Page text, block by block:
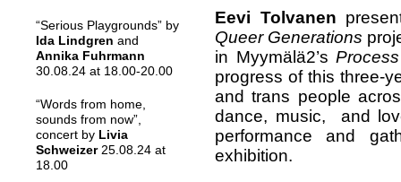
“Serious Playgrounds” by
Ida Lindgren and
Annika Fuhrmann
30.08.24 at 18.00-20.00
“Words from home,
sounds from now”,
concert by Livia
Schweizer25.08.24 at
18.00
Eevi Tolvanen
Queer Generations
in Myymälä2’s
progress of this three-
and trans people
dance, music, and
performance and
exhibition.